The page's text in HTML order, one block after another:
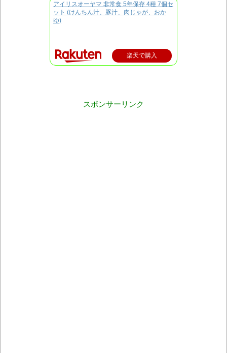
アイリスオーヤマ 非常食 5年保存 4種 7個セ
ット (けんちん汁、豚汁、肉じゃが、おか
ゆ)
楽天で購入
スポンサーリンク